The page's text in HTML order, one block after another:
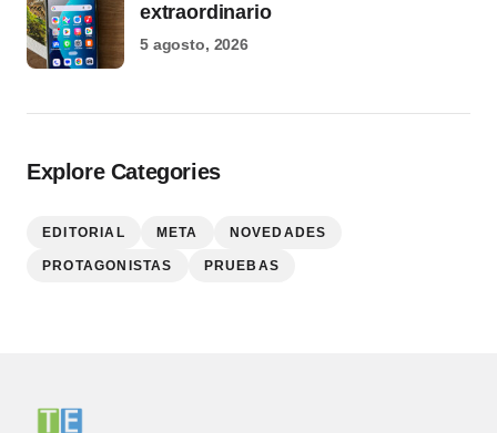
extraordinario
5 agosto, 2026
Explore Categories
EDITORIAL META NOVEDADES
PROTAGONISTAS PRUEBAS